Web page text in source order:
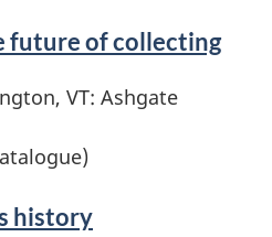
future of collecting
VT: Ashgate
history